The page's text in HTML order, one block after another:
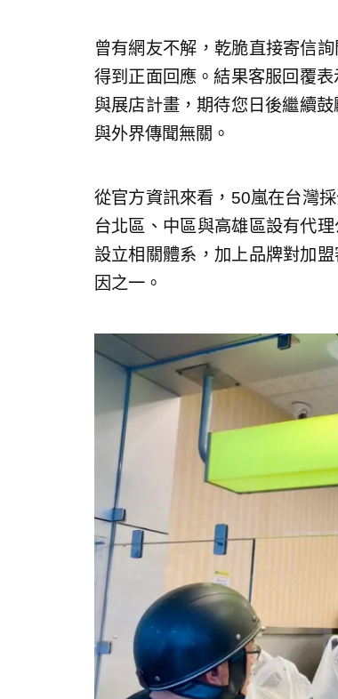
曾有網友不解，乾脆直接寄信
得到正面回應。結果客服回覆
與展店計畫，期待您日後繼續
與外界傳聞無關。
從官方資訊來看，50嵐在台灣
台北區、中區與高雄區設有代
設立相關體系，加上品牌對加
因之一。